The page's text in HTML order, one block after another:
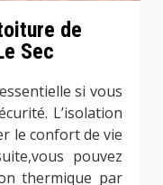
de
Sec
si vous
L’isolation
le confort de vie
pouvez
thermique par